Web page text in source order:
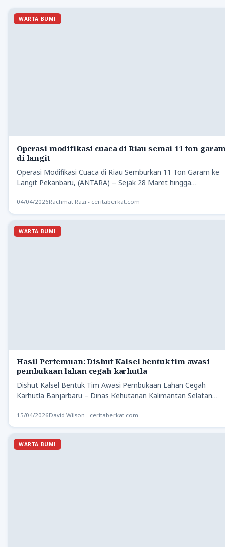
WARTA BUMI
Operasi modifikasi cuaca di Riau semai 11 ton
di langit
Operasi Modifikasi Cuaca di Riau Semburkan 11 Ton Garam ke
Langit Pekanbaru, (ANTARA) – Sejak 28 Maret hingga…
04/04/2026Rachmat Razi - ceritaberkat.com
WARTA BUMI
Hasil Pertemuan: Dishut Kalsel bentuk tim awasi
pembukaan lahan cegah karhutla
Dishut Kalsel Bentuk Tim Awasi Pembukaan Lahan Cegah
Karhutla Banjarbaru – Dinas Kehutanan Kalimantan Selatan
(Kalsel) membentuk tim…
15/04/2026David Wilson - ceritaberkat.com
WARTA BUMI